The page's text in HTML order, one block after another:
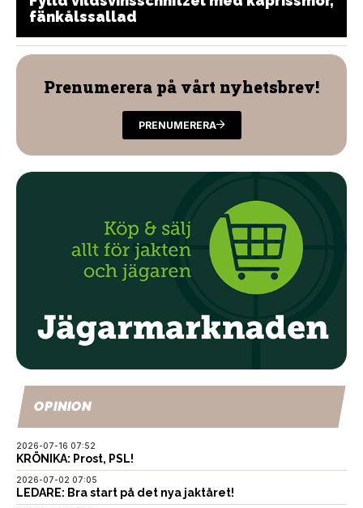
fänkålssallad
Prenumerera på vårt nyhetsbrev!
PRENUMERERA
OPINION
2026-07-16 07:52
KRÖNIKA: Prost, PSL!
2026-07-02 07:05
LEDARE: Bra start på det nya jaktåret!